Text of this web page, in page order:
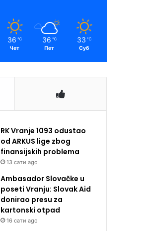
36 ℃
Чет
36 ℃
Пет
33 ℃
Суб
RK Vranje 1093 odustao
od ARKUS lige zbog
finansijskih problema
13 сати ago
Ambasador Slovačke u
poseti Vranju: Slovak Aid
donirao presu za
kartonski otpad
16 сати ago